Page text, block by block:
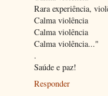
Rara experiência,
Calma violência
Calma violência
Calma violência..."
.
Saúde e paz!
Responder